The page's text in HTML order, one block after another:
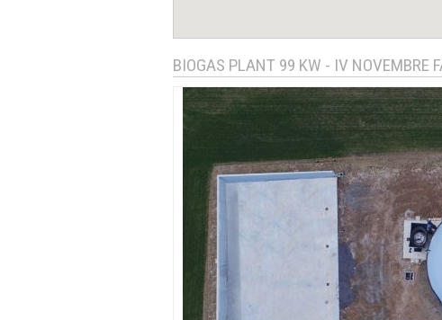
BIOGAS PLANT 99 KW - IV NOVEMBRE